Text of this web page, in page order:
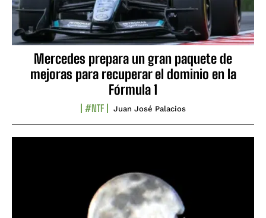
Mercedes prepara un gran paquete de
mejoras para recuperar el dominio en la
Fórmula 1
#NTF Juan José Palacios